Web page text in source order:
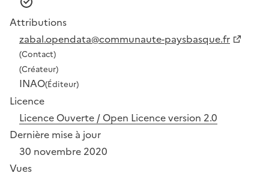
Attributions
zabal.opendata@communaute-paysbasque.fr
(Contact)
(Créateur)
INAO(Éditeur)
Licence
Licence Ouverte / Open Licence version 2.0
Dernière mise à jour
30 novembre 2020
Vues